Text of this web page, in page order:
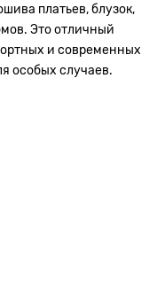
платьев, блузок,
Это отличный
и современных
особых случаев.